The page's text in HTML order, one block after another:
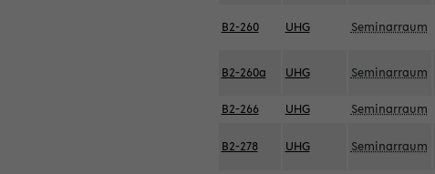
B2-260 UHG Seminarraum
B2-260a UHG Seminarraum
B2-266 UHG Seminarraum
B2-278 UHG Seminarraum